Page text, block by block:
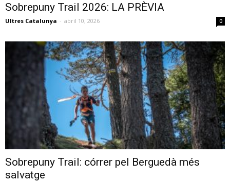
Sobrepuny Trail 2026: LA PRÈVIA
Ultres Catalunya - abril 10, 2026 0
Sobrepuny Trail: córrer pel Berguedà més
salvatge